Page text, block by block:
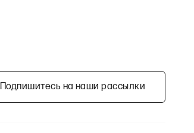
Подпишитесь на наши рассылки